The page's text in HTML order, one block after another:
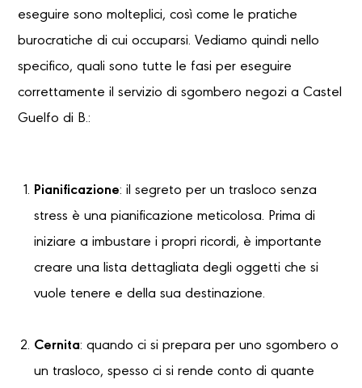
eseguire sono molteplici, così come le pratiche
burocratiche di cui occuparsi. Vediamo quindi nello
specifico, quali sono tutte le fasi per eseguire
correttamente il servizio di sgombero negozi a Castel
Guelfo di B.:
Pianificazione: il segreto per un trasloco senza
stress è una pianificazione meticolosa. Prima di
iniziare a imbustare i propri ricordi, è importante
creare una lista dettagliata degli oggetti che si
vuole tenere e della sua destinazione.
Cernita: quando ci si prepara per uno sgombero o
un trasloco, spesso ci si rende conto di quante